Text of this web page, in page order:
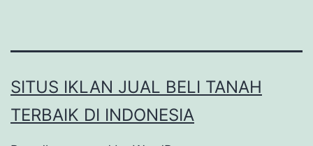
SITUS IKLAN JUAL BELI TANAH
TERBAIK DI INDONESIA